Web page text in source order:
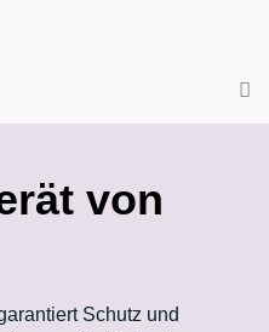
von
Schutz und